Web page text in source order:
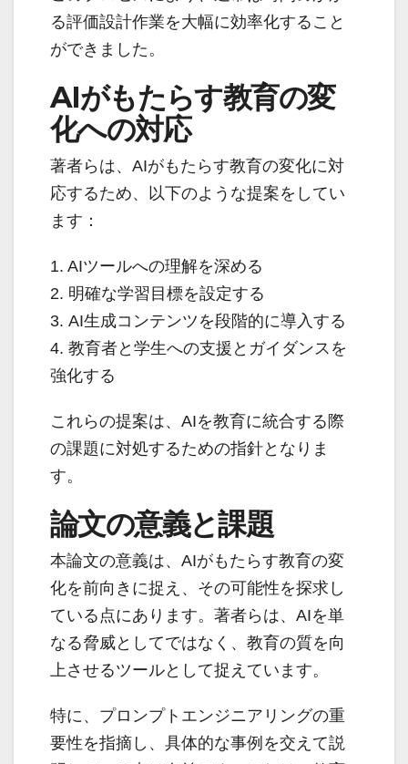
る評価設計作業を大幅に効率化すること
ができました。
AIがもたらす教育の変
化への対応
著者らは、AIがもたらす教育の変化に対
応するため、以下のような提案をしてい
ます：
1. AIツールへの理解を深める
2. 明確な学習目標を設定する
3. AI生成コンテンツを段階的に導入する
4. 教育者と学生への支援とガイダンスを
強化する
これらの提案は、AIを教育に統合する際
の課題に対処するための指針となりま
す。
論文の意義と課題
本論文の意義は、AIがもたらす教育の変
化を前向きに捉え、その可能性を探求し
ている点にあります。著者らは、AIを単
なる脅威としてではなく、教育の質を向
上させるツールとして捉えています。
特に、プロンプトエンジニアリングの重
要性を指摘し、具体的な事例を交えて説